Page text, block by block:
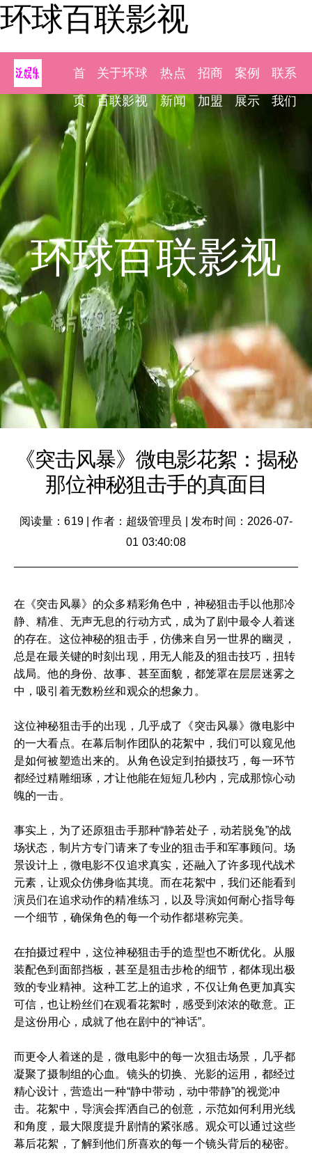
环球百联影视
首
页
关于环球
百联影视
热点
新闻
招商
加盟
案例
展示
联系
我们
环球百联影视
《突击风暴》微电影花絮：揭秘
那位神秘狙击手的真面目
阅读量：619|作者：超级管理员
发布时间：2026-07-
01 03:40:08
在《突击风暴》的众多精彩角色中，神秘狙击手以他那冷
静、精准、无声无息的行动方式，成为了剧中最令人着迷
的存在。这位神秘的狙击手，仿佛来自另一世界的幽灵，
总是在最关键的时刻出现，用无人能及的狙击技巧，扭转
战局。他的身份、故事、甚至面貌，都笼罩在层层迷雾之
中，吸引着无数粉丝和观众的想象力。
这位神秘狙击手的出现，几乎成了《突击风暴》微电影中
的一大看点。在幕后制作团队的花絮中，我们可以窥见他
是如何被塑造出来的。从角色设定到拍摄技巧，每一环节
都经过精雕细琢，才让他能在短短几秒内，完成那惊心动
魄的一击。
事实上，为了还原狙击手那种“静若处子，动若脱兔”的战
场状态，制片方专门请来了专业的狙击手和军事顾问。场
景设计上，微电影不仅追求真实，还融入了许多现代战术
元素，让观众仿佛身临其境。而在花絮中，我们还能看到
演员们在追求动作的精准练习，以及导演如何耐心指导每
一个细节，确保角色的每一个动作都堪称完美。
在拍摄过程中，这位神秘狙击手的造型也不断优化。从服
装配色到面部挡板，甚至是狙击步枪的细节，都体现出极
致的专业精神。这种工艺上的追求，不仅让角色更加真实
可信，也让粉丝们在观看花絮时，感受到浓浓的敬意。正
是这份用心，成就了他在剧中的“神话”。
而更令人着迷的是，微电影中的每一次狙击场景，几乎都
凝聚了摄制组的心血。镜头的切换、光影的运用，都经过
精心设计，营造出一种“静中带动，动中带静”的视觉冲
击。花絮中，导演会挥洒自己的创意，示范如何利用光线
和角度，最大限度提升剧情的紧张感。观众可以通过这些
幕后花絮，了解到他们所喜欢的每一个镜头背后的秘密。